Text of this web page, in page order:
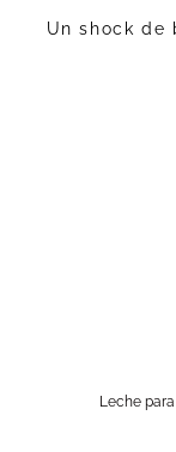
Un shock de
Leche